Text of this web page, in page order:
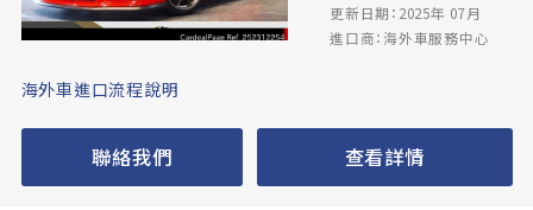
更新日期：2025年 07月
進口商：海外車服務中心
海外車進口流程說明
聯絡我們 查看詳情